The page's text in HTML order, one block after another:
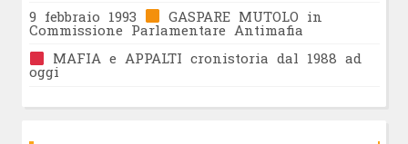
9 febbraio 1993
GASPARE MUTOLO in
Commissione Parlamentare Antimafia
MAFIA e APPALTI cronistoria dal 1988 ad
oggi